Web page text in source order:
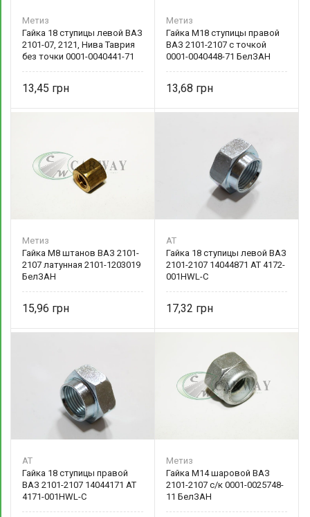
Метиз
Гайка 18 ступицы левой ВАЗ
2101-07, 2121, Нива Таврия
без точки 0001-0040441-71
13,45
Метиз
Гайка М18 ступицы правой
ВАЗ 2101-2107 с точкой
0001-0040448-71 БелЗАН
13,68
Метиз
Гайка М8 штанов ВАЗ 2101-
2107 латунная 2101-1203019
БелЗАН
15,96
AT
Гайка 18 ступицы левой ВАЗ
2101-2107 14044871 AT 4172-
001HWL-C
17,32
AT
Гайка 18 ступицы правой
ВАЗ 2101-2107 14044171 AT
4171-001HWL-C
Метиз
Гайка М14 шаровой ВАЗ
2101-2107 с/к 0001-0025748-
11 БелЗАН